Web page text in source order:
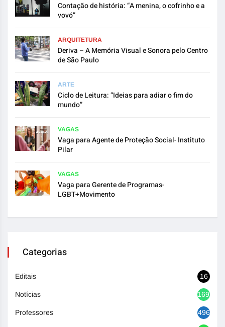
Contação de história: “A menina, o cofrinho e a
vovó”
ARQUITETURA
Deriva – A Memória Visual e Sonora pelo Centro
de São Paulo
ARTE
Ciclo de Leitura: “Ideias para adiar o fim do
mundo”
VAGAS
Vaga para Agente de Proteção Social- Instituto
Pilar
VAGAS
Vaga para Gerente de Programas-
LGBT+Movimento
Categorias
Editais 16
Notícias 1692
Professores 496